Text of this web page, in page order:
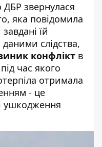
ДБР звернулася
яка повідомила
їй
слідства,
конфлікт в
час якого
отримала
- це
ушкодження